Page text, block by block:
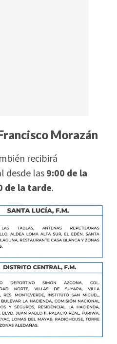
Morazán
recibirá
desde las9:00 de la
de la tarde.